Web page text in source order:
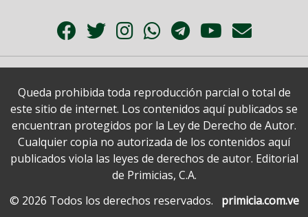
Queda prohibida toda reproducción parcial o total de
este sitio de internet. Los contenidos aquí publicados se
encuentran protegidos por la Ley de Derecho de Autor.
Cualquier copia no autorizada de los contenidos aquí
publicados viola las leyes de derechos de autor. Editorial
de Primicias, C.A.
© 2026 Todos los derechos reservados.
primicia.com.ve